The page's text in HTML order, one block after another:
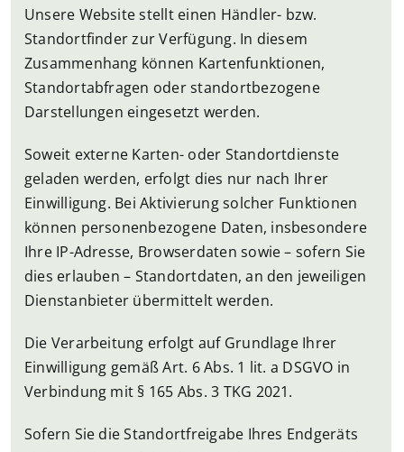
Unsere Website stellt einen Händler- bzw.
Standortfinder zur Verfügung. In diesem
Zusammenhang können Kartenfunktionen,
Standortabfragen oder standortbezogene
Darstellungen eingesetzt werden.
Soweit externe Karten- oder Standortdienste
geladen werden, erfolgt dies nur nach Ihrer
Einwilligung. Bei Aktivierung solcher Funktionen
können personenbezogene Daten, insbesondere
Ihre IP-Adresse, Browserdaten sowie – sofern Sie
dies erlauben – Standortdaten, an den jeweiligen
Dienstanbieter übermittelt werden.
Die Verarbeitung erfolgt auf Grundlage Ihrer
Einwilligung gemäß Art. 6 Abs. 1 lit. a DSGVO in
Verbindung mit § 165 Abs. 3 TKG 2021.
Sofern Sie die Standortfreigabe Ihres Endgeräts